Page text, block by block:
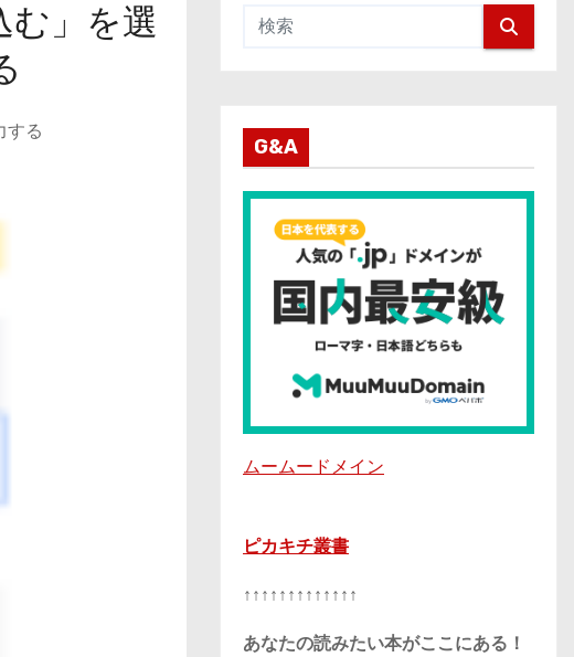
む」を選
する
G&A
ムームードメイン
ピカキチ叢書
↑↑↑↑↑↑↑↑↑↑↑↑↑
あなたの読みたい本がここにある！